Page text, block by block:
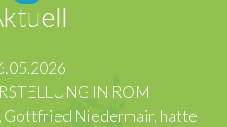
IN ROM
Gottfried Niedermair, hatte